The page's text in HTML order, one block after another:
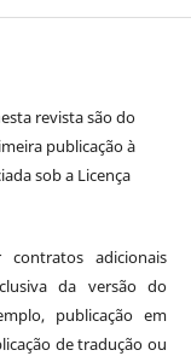
revista são do
publicação à
sob a Licença
adicionais
da versão do
publicação em
de tradução ou